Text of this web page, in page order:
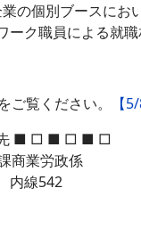
別ブースにおい
による就職相
覧ください。
【
■ □ ■ □ ■ □
商業労政係
内線542